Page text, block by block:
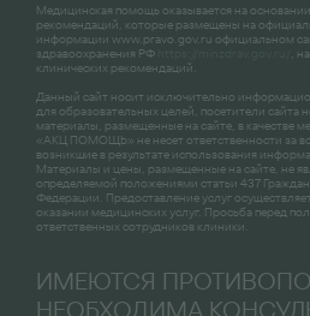
Медицинская помощь оказывается на
рекомендаций, которые размещены на
информации www.pravo.gov.ru официальном
здравоохранения РФ
,
клинических рекомендаций.
Данный сайт носит исключительно
для образовательных целей, посетители сайта
материалы, размещенные на сайте, в качестве
«АКЦ ПОМОЩЬ» не несет ответственности за
возникшие в результате использования
Материалы и цены, размещенные на сайте, не
определяемой положениями статьи 437
Федерации. Предоставление услуг
оказании медицинских услуг. Просьба перед
ответственных сотрудников клиники.
ИМЕЮТСЯ
НЕОБХОДИМА